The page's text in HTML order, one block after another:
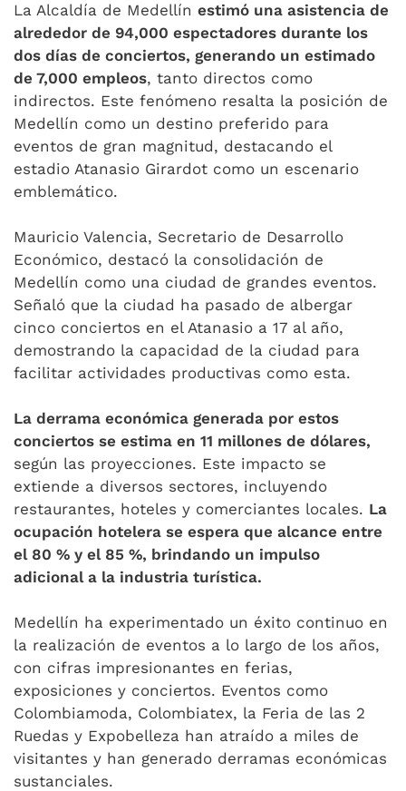
La Alcaldía de Medellín estimó una asistencia de
alrededor de 94,000 espectadores durante los
dos días de conciertos, generando un estimado
de 7,000 empleos, tanto directos como
indirectos. Este fenómeno resalta la posición de
Medellín como un destino preferido para
eventos de gran magnitud, destacando el
estadio Atanasio Girardot como un escenario
emblemático.
Mauricio Valencia, Secretario de Desarrollo
Económico, destacó la consolidación de
Medellín como una ciudad de grandes eventos.
Señaló que la ciudad ha pasado de albergar
cinco conciertos en el Atanasio a 17 al año,
demostrando la capacidad de la ciudad para
facilitar actividades productivas como esta.
La derrama económica generada por estos
conciertos se estima en 11 millones de dólares,
según las proyecciones. Este impacto se
extiende a diversos sectores, incluyendo
restaurantes, hoteles y comerciantes locales. La
ocupación hotelera se espera que alcance entre
el 80 % y el 85 %, brindando un impulso
adicional a la industria turística.
Medellín ha experimentado un éxito continuo en
la realización de eventos a lo largo de los años,
con cifras impresionantes en ferias,
exposiciones y conciertos. Eventos como
Colombiamoda, Colombiatex, la Feria de las 2
Ruedas y Expobelleza han atraído a miles de
visitantes y han generado derramas económicas
sustanciales.